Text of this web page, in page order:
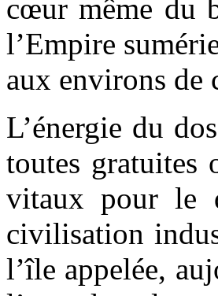
cœur même du
l’Empire
aux environs de
L’énergie du
toutes gratuites
vitaux pour le
civilisation
l’île appelée,